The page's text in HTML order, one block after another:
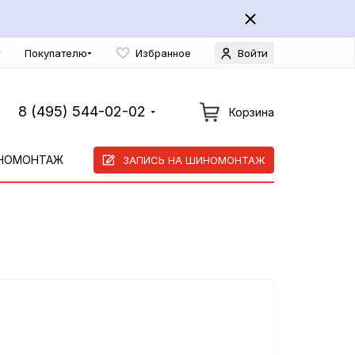
Покупателю Избранное Войти
8 (495) 544-02-02 Корзина
ЗАПИСЬ НА ШИНОМОНТАЖ